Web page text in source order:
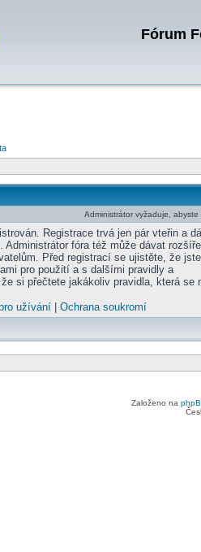
Fórum
Administrátor vyžaduje,
Registrace trvá jen pár vteřin a
fóra též může dávat
Před registrací se ujistěte, že
pro použití a s dalšími pravidly a
si přečtete jakákoliv pravidla, která se
užívání| Ochrana soukromí
Založeno na